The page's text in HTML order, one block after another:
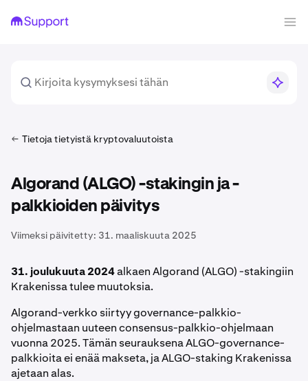
Tietoja tietyistä kryptovaluutoista
Algorand (ALGO) -stakingin ja -
palkkioiden päivitys
Viimeksi päivitetty: 31. maaliskuuta 2025
31. joulukuuta 2024alkaen Algorand (ALGO) -stakingiin
Krakenissa tulee muutoksia.
Algorand-verkko siirtyy governance-palkkio-
ohjelmastaan uuteen consensus-palkkio-ohjelmaan
vuonna 2025. Tämän seurauksena ALGO-governance-
palkkioita ei enää makseta, ja ALGO-staking Krakenissa
ajetaan alas.